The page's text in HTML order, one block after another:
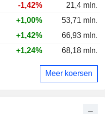
-1,42%
21,4 mln.
+1,00%
53,71 mln.
+1,42%
66,93 mln.
+1,24% 68,18 mln.
Meer koersen